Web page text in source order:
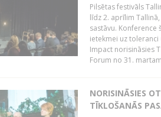
Pilsētas festivāls
līdz 2. aprīlim
sastāvu.
ietekmei uz
Impact norisināsies
Forum no 31.
NORISINĀSIES
TĪKLOŠANĀS